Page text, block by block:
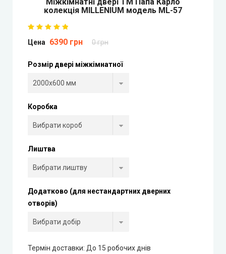
LUXDOORS (ЛюксДорс)
Portalino Doors (Порталіно)
Rezult
Free Style doors (Фрі Стайл під фарбування)
Контур
Danapris Doors (Данапріс Дорс)
DRUID (Друід)
Europe Doors
City Line
колекція MILLENIUM модель ML-57
Цена 6390 грн 0 грн
Розмір двері міжкімнатної
Коробка
Лиштва
Додатково (для нестандартних дверних
отворів)
Термін доставки: До 15 робочих днів